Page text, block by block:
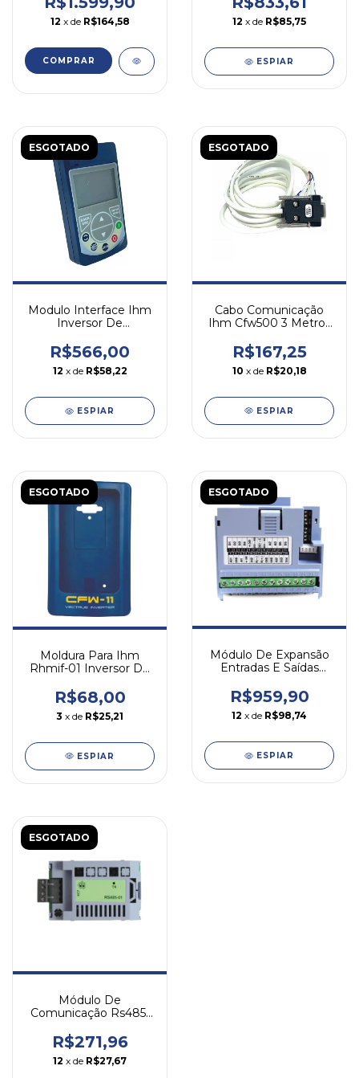
12 x de R$164,58
COMPRAR
12 x de R$85,75
ESPIAR
ESGOTADO
Modulo Interface Ihm
Inversor De
01 Weg
R$566,00
12 x de R$58,22
ESPIAR
ESGOTADO
Cabo Comunicação
Ihm Cfw500 3 Metros
Weg
R$167,25
10 x de R$20,18
ESPIAR
ESGOTADO
Moldura Para Ihm
Rhmif-01 Inversor De
R$68,00
3 x de R$25,21
ESPIAR
ESGOTADO
Módulo De Expansão
Entradas E Saídas
R$959,90
12 x de R$98,74
ESPIAR
ESGOTADO
Módulo De
Comunicação Rs485-
R$271,96
12 x de R$27,67